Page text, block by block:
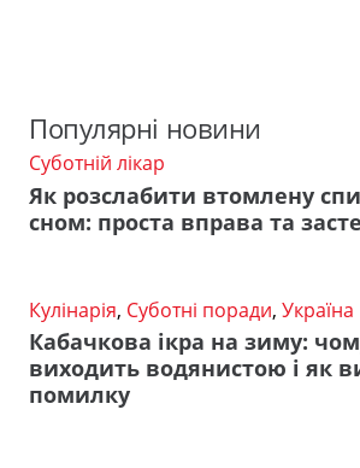
Популярні новини
Суботній лікар
Як розслабити втомлену
сном: проста вправа та
Кулінарія, Суботні поради, Україна
Кабачкова ікра на зиму:
виходить водянистою і як
помилку